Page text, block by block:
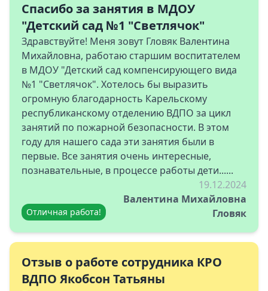
Спасибо за занятия в МДОУ
"Детский сад №1 "Светлячок"
Здравствуйте! Меня зовут Гловяк Валентина
Михайловна, работаю старшим воспитателем
в МДОУ "Детский сад компенсирующего вида
№1 "Светлячок". Хотелось бы выразить
огромную благодарность Карельскому
республиканскому отделению ВДПО за цикл
занятий по пожарной безопасности. В этом
году для нашего сада эти занятия были в
первые. Все занятия очень интересные,
познавательные, в процессе работы дети......
Отличная работа!
19.12.2024
Валентина Михайловна
Гловяк
Отзыв о работе сотрудника КРО
ВДПО Якобсон Татьяны